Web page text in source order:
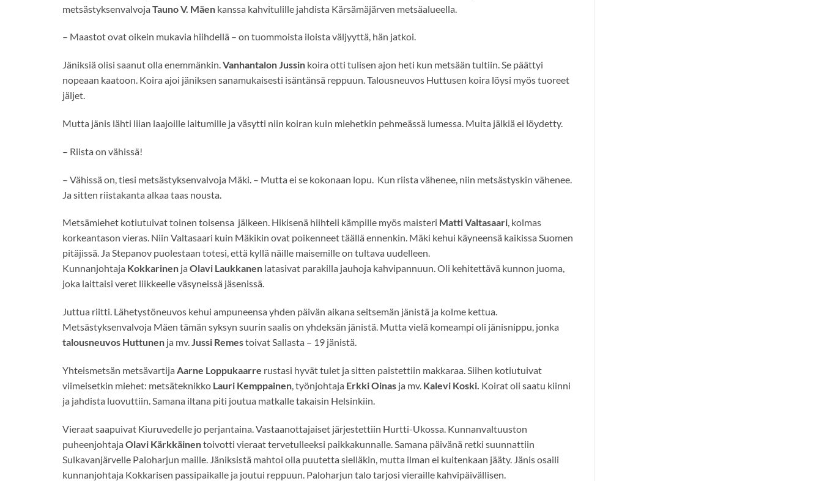
metsästyksenvalvoja Tauno V. Mäen kanssa kahvitulille jahdista Kärsämäjärven metsäalueella.
– Maastot ovat oikein mukavia hiihdellä – on tuommoista iloista väljyyttä, hän jatkoi.
Jäniksiä olisi saanut olla enemmänkin.Vanhantalon Jussin koira otti tulisen ajon heti kun metsään tultiin. Se päättyi
nopeaan kaatoon. Koira ajoi jäniksen sanamukaisesti isäntänsä reppuun. Talousneuvos Huttusen koira löysi myös tuoreet
jäljet.
Mutta jänis lähti liian laajoille laitumille ja väsytti niin koiran kuin miehetkin pehmeässä lumessa. Muita jälkiä ei löydetty.
– Riista on vähissä!
– Vähissä on, tiesi metsästyksenvalvoja Mäki. – Mutta ei se kokonaan lopu. Kun riista vähenee, niin metsästyskin vähenee.
Ja sitten riistakanta alkaa taas nousta.
Metsämiehet kotiutuivat toinen toisensa jälkeen. Hikisenä hiihteli kämpille myös maisteri Matti Valtasaari, kolmas
korkeantason vieras. Niin Valtasaari kuin Mäkikin ovat poikenneet täällä ennenkin. Mäki kehui käyneensä kaikissa Suomen
pitäjissä. Ja Stepanov puolestaan totesi, että kyllä näille maisemille on tultava uudelleen.
Kunnanjohtaja Kokkarinen ja Olavi Laukkanen latasivat parakilla jauhoja kahvipannuun. Oli kehitettävä kunnon juoma,
joka laittaisi veret liikkeelle väsyneissä jäsenissä.
Juttua riitti. Lähetystöneuvos kehui ampuneensa yhden päivän aikana seitsemän jänistä ja kolme kettua.
Metsästyksenvalvoja Mäen tämän syksyn suurin saalis on yhdeksän jänistä. Mutta vielä komeampi oli jänisnippu, jonka
talousneuvos Huttunen ja mv.Jussi Remestoivat Sallasta – 19 jänistä.
Yhteismetsän metsävartija Aarne Loppukaarre rustasi hyvät tulet ja sitten paistettiin makkaraa. Siihen kotiutuivat
viimeisetkin miehet: metsäteknikko Lauri Kemppainen, työnjohtaja Erkki Oinas ja mv. Kalevi Koski. Koirat oli saatu kiinni
ja jahdista luovuttiin. Samana iltana piti joutua matkalle takaisin Helsinkiin.
Vieraat saapuivat Kiuruvedelle jo perjantaina. Vastaanottajaiset järjestettiin Hurtti-Ukossa. Kunnanvaltuuston
puheenjohtaja Olavi Kärkkäinentoivotti vieraat tervetulleeksi paikkakunnalle. Samana päivänä retki suunnattiin
Sulkavanjärvelle Paloharjun maille. Jäniksistä mahtoi olla puutetta sielläkin, mutta ilman ei kuitenkaan jääty. Jänis osaili
kunnanjohtaja Kokkarisen passipaikalle ja joutui reppuun. Paloharjun talo tarjosi vieraille kahvipäivällisen.